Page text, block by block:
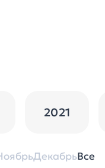
2021
ДекабрьВсе